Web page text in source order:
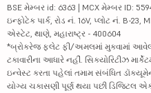
BSE મેમ્બર id: 6363 | MCX મેમ્બર ID:
ઇન્ફોટેક પાર્ક, રોડ નં. 16V, પ્લોટ નં. B-
એસ્ટેટ, થાણે, મહારાષ્ટ્ર - 400604
*બ્રોકરેજ ફ્લેટ ફી/અમલમાં મુકવામાં
ટકાવારીના આધારે નહીં. સિક્યોરિટીઝ
ઇન્વેસ્ટ કરતા પહેલાં તમામ સંબંધિત
યોગ્ય ચકાસણી પૂર્ણ થયા પછી ડિજિટલ